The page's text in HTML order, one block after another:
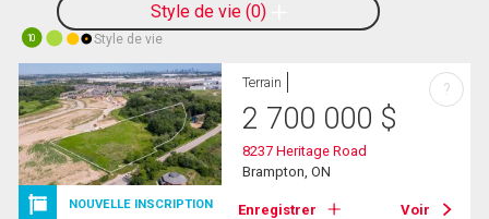
Style de vie 0
10 Style de vie
NOUVELLE INSCRIPTION
Terrain
2 700 000 $
8237 Heritage Road
Brampton, ON
Enregistrer Voir
?